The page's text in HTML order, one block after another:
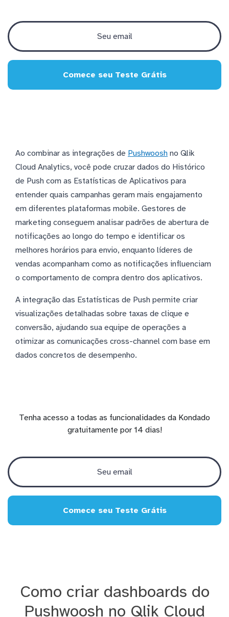
Comece seu Teste Grátis
Ao combinar as integrações de Pushwoosh no Qlik
Cloud Analytics, você pode cruzar dados do Histórico
de Push com as Estatísticas de Aplicativos para
entender quais campanhas geram mais engajamento
em diferentes plataformas mobile. Gestores de
marketing conseguem analisar padrões de abertura de
notificações ao longo do tempo e identificar os
melhores horários para envio, enquanto líderes de
vendas acompanham como as notificações influenciam
o comportamento de compra dentro dos aplicativos.
A integração das Estatísticas de Push permite criar
visualizações detalhadas sobre taxas de clique e
conversão, ajudando sua equipe de operações a
otimizar as comunicações cross-channel com base em
dados concretos de desempenho.
Tenha acesso a todas as funcionalidades da Kondado
gratuitamente por 14 dias!
Comece seu Teste Grátis
Como criar dashboards do
Pushwoosh no Qlik Cloud